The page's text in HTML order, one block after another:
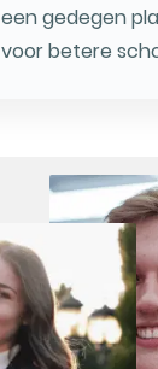
een gedegen
voor betere